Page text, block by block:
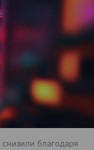
благодаря